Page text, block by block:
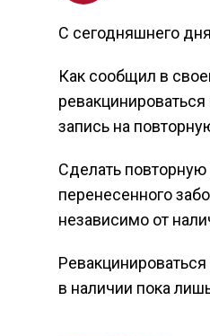
С сегодняшнего
Как сообщил в
запись на
Сделать
перенесенного
независимо от
в наличии пока